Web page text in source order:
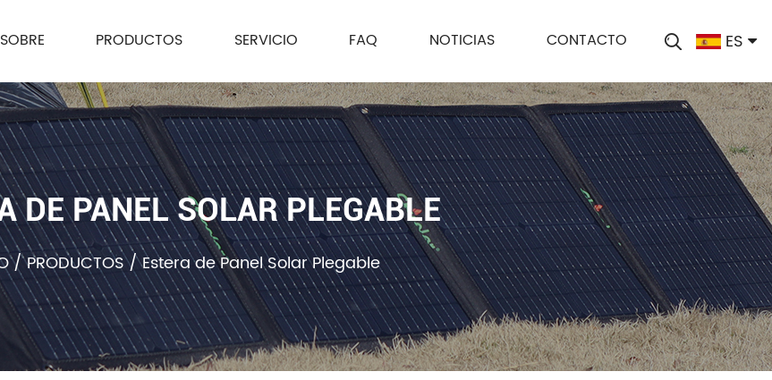
SOBRE PRODUCTOS SERVICIO FAQ NOTICIAS CONTACTO ES
DE PANEL SOLAR PLEGABLE
/PRODUCTOS/Estera de Panel Solar Plegable